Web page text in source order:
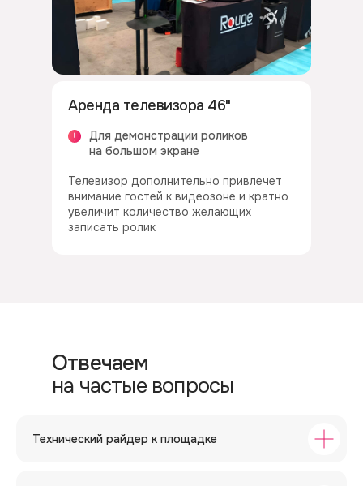
Аренда телевизора 46"
Для демонстрации роликов
на большом экране
Телевизор дополнительно привлечет
внимание гостей к видеозоне и кратно
увеличит количество желающих
записать ролик
Отвечаем
на частые вопросы
Технический райдер к площадке